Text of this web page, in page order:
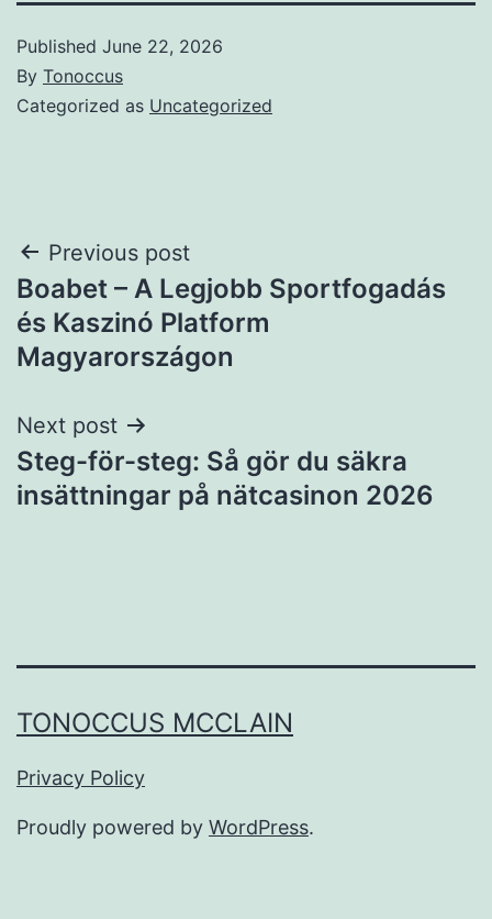
Published June 22, 2026
By Tonoccus
Categorized as Uncategorized
Post
navigation
Previous post
Boabet – A Legjobb Sportfogadás
és Kaszinó Platform
Magyarországon
Next post
Steg-för-steg: Så gör du säkra
insättningar på nätcasinon 2026
TONOCCUS MCCLAIN
Privacy Policy
Proudly powered by WordPress.